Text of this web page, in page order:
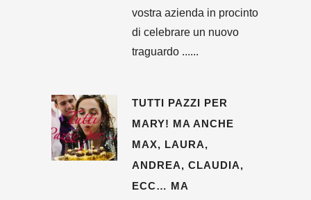
vostra azienda in procinto
di celebrare un nuovo
traguardo ......
TUTTI PAZZI PER
MARY! MA ANCHE
MAX, LAURA,
ANDREA, CLAUDIA,
ECC… MA